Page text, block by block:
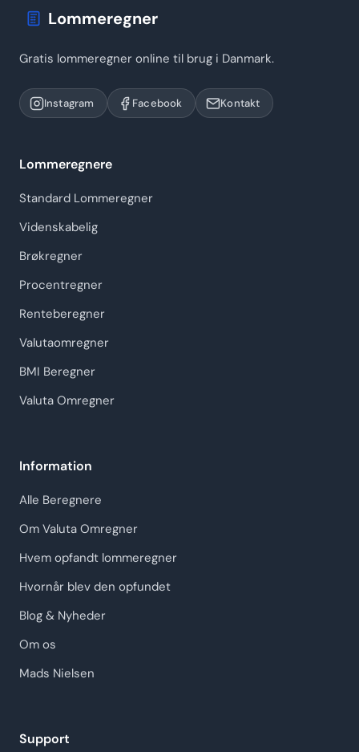
Lommeregner
Gratis lommeregner online til brug i Danmark.
Instagram Facebook Kontakt
Lommeregnere
Standard Lommeregner
Videnskabelig
Brøkregner
Procentregner
Renteberegner
Valutaomregner
BMI Beregner
Valuta Omregner
Information
Alle Beregnere
Om Valuta Omregner
Hvem opfandt lommeregner
Hvornår blev den opfundet
Blog & Nyheder
Om os
Mads Nielsen
Support